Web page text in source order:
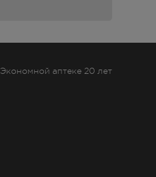
Экономной аптеке 20 лет